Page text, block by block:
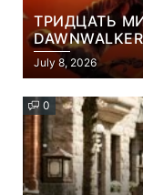
ТРИДЦАТЬ
НАЧАЛО
PROJEKT RED
July 8, 2026
0